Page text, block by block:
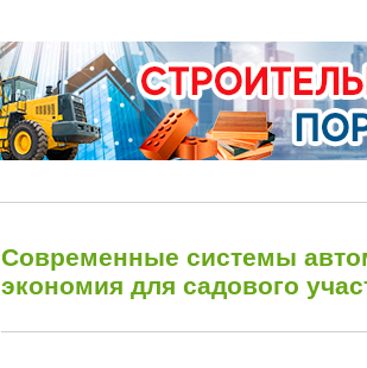
Современные системы
экономия для садового